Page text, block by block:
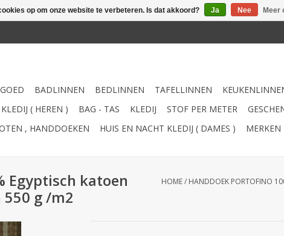
BADLINNEN BEDLINNEN TAFELLINNEN
( HEREN )
BAG - TAS KLEDIJ STOF PER METER
, HANDDOEKEN
HUIS EN NACHT KLEDIJ ( DAMES ) MERKEN
Egyptisch katoen
550 g /m2
HOME/ HANDDOEK PORTOFINO
op om onze website te verbeteren. Is dat akkoord? Ja Nee Meer